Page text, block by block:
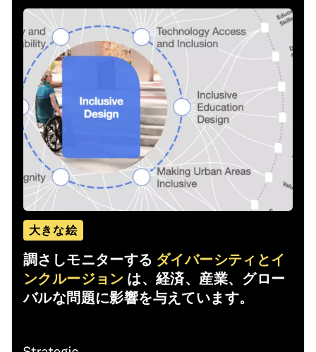
大きな絵
調さしモニターする ダイバーシティとイ
ンクルージョン は、経済、産業、グロー
バルな問題に影響を与えています。